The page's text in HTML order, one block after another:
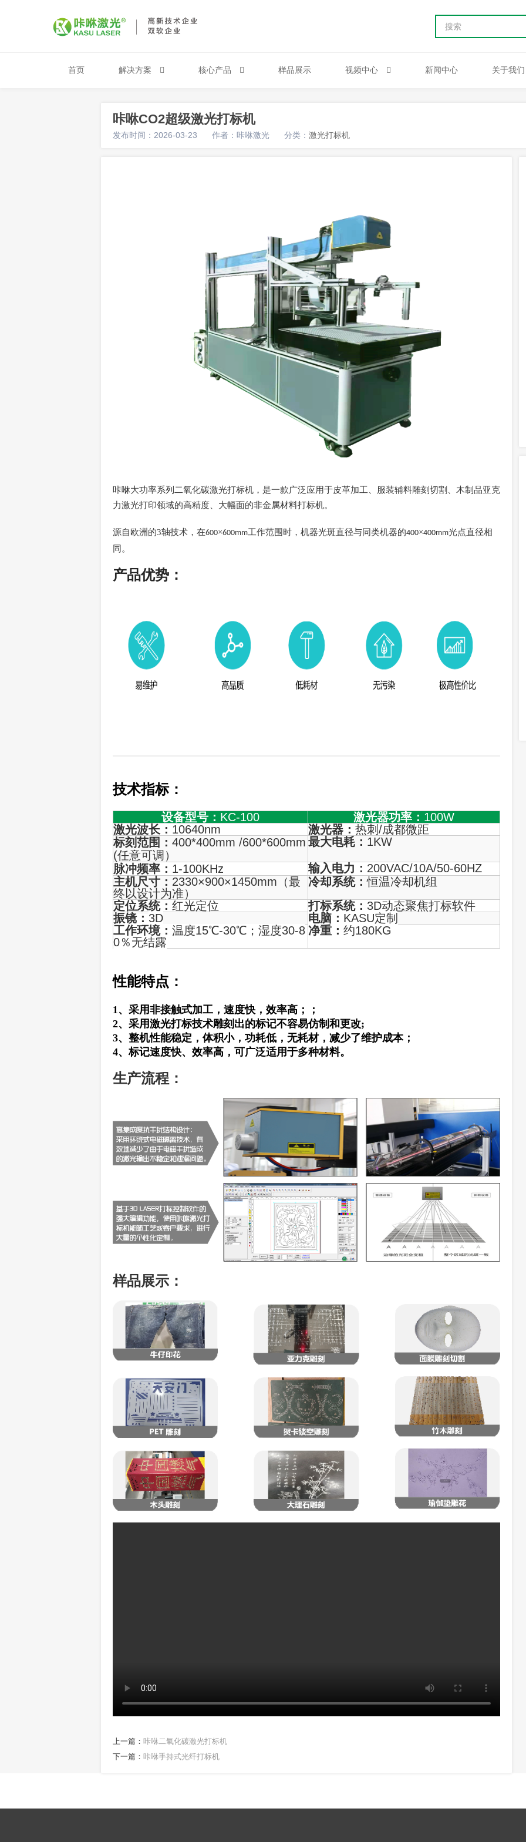
首页 解决方案 核心产品 样品展示 视频中心 新闻中心 关于我们
咔咻CO2超级激光打标机
发布时间：2026-03-23 作者：咔咻激光 分类： 激光打标机
咔咻大功率系列二氧化碳激光打标机，是一款广泛应用于皮革加工、服装辅料雕刻切割、木制品亚克
力激光打印领域的高精度、大幅面的非金属材料打标机。
源自欧洲的3轴技术，在600×600mm工作范围时，机器光斑直径与同类机器的400×400mm光点直径相
同。
产品优势：
技术指标：
设备型号： KC-100 激光器功率： 100W
激光波长： 10640nm 激光器： 热刺/成都微距
标刻范围： 400*400mm /600*600mm
(任意可调）
最大电耗： 1KW
脉冲频率： 1-100KHz 输入电力： 200VAC/10A/50-60HZ
主机尺寸： 2330×900×1450mm（最
终以设计为准）
冷却系统：恒温冷却机组
定位系统： 红光定位 打标系统： 3D动态聚焦打标软件
振镜： 3D 电脑： KASU定制
工作环境： 温度15℃-30℃；湿度30-8
0％无结露
净重： 约180KG
性能特点：
1、采用非接触式加工，速度快，效率高；；
2、采用激光打标技术雕刻出的标记不容易仿制和更改;
3、整机性能稳定，体积小，功耗低，无耗材，减少了维护成本；
4、标记速度快、效率高，可广泛适用于多种材料。
生产流程：
样品展示：
上一篇： 咔咻二氧化碳激光打标机
下一篇： 咔咻手持式光纤打标机